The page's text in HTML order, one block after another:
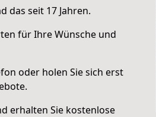
das seit 17 Jahren.
für Ihre Wünsche und
oder holen Sie sich erst
erhalten Sie kostenlose